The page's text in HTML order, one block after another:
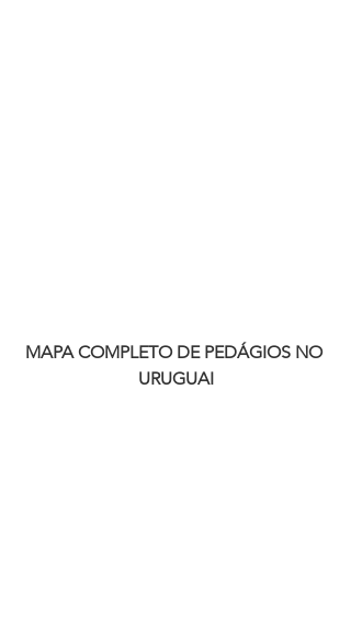
MAPA COMPLETO DE PEDÁGIOS NO
URUGUAI